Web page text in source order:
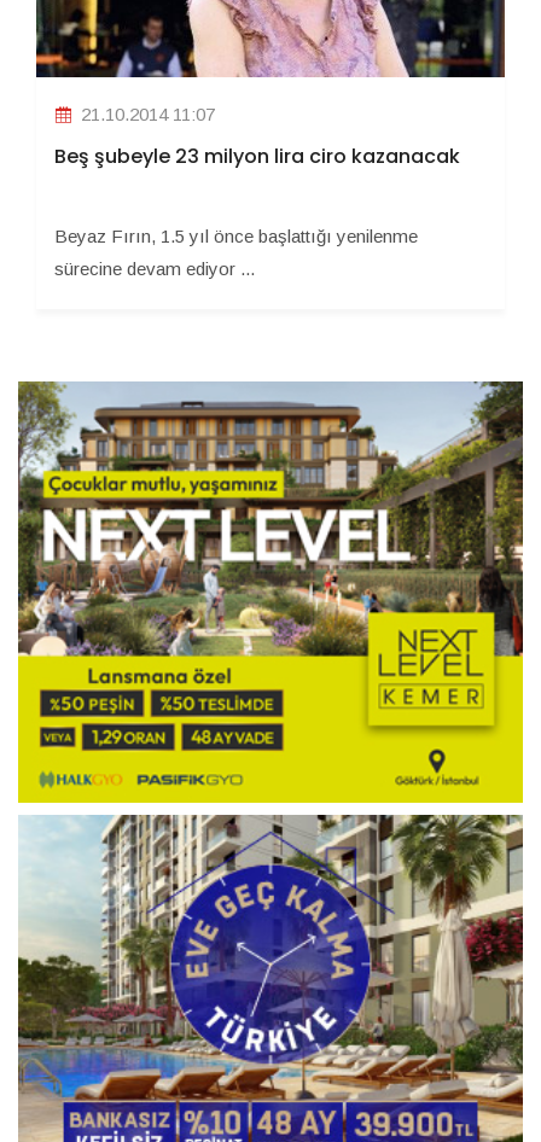
21.10.2014 11:07
Beş şubeyle 23 milyon lira ciro kazanacak
Beyaz Fırın, 1.5 yıl önce başlattığı yenilenme
sürecine devam ediyor ...